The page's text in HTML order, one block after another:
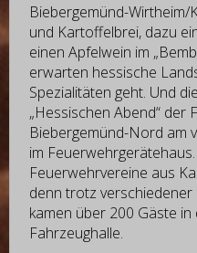
Biebergemünd-Wirtheim/
und Kartoffelbrei, dazu
einen Apfelwein im
erwarten hessische
Spezialitäten geht. Und
„Hessischen Abend“ der
Biebergemünd-Nord am
im
Feuerwehrvereine aus
denn trotz
kamen über 200 Gäste
Fahrzeughalle.